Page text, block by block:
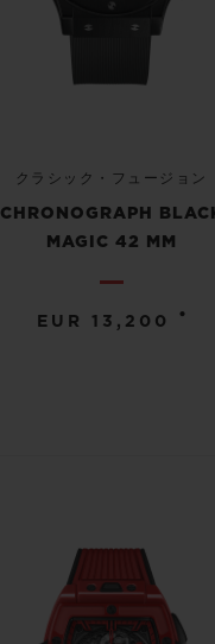
クラシック・フュージョン
CHRONOGRAPH
MAGIC 42 MM
EUR 13,200 •